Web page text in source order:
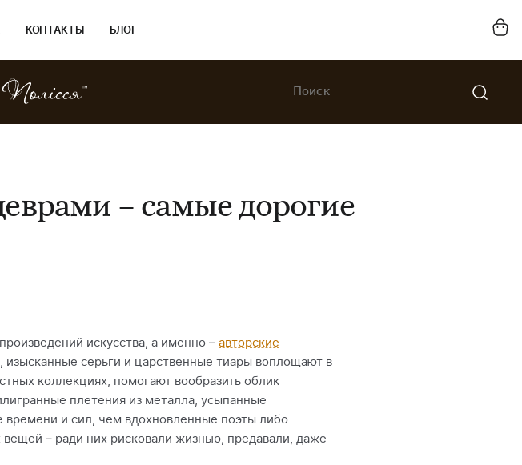
КОНТАКТЫ БЛОГ
– самые дорогие
искусства, а именно – авторские
серьги и царственные тиары воплощают в
коллекциях, помогают вообразить облик
плетения из металла, усыпанные
и сил, чем вдохновлённые поэты либо
– ради них рисковали жизнью, предавали, даже